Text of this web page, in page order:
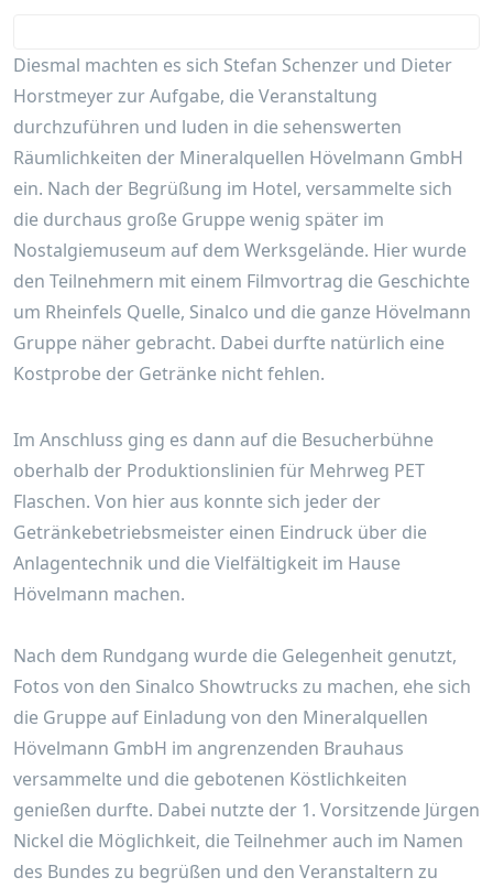
Diesmal machten es sich Stefan Schenzer und Dieter
Horstmeyer zur Aufgabe, die Veranstaltung
durchzuführen und luden in die sehenswerten
Räumlichkeiten der Mineralquellen Hövelmann GmbH
ein. Nach der Begrüßung im Hotel, versammelte sich
die durchaus große Gruppe wenig später im
Nostalgiemuseum auf dem Werksgelände. Hier wurde
den Teilnehmern mit einem Filmvortrag die Geschichte
um Rheinfels Quelle, Sinalco und die ganze Hövelmann
Gruppe näher gebracht. Dabei durfte natürlich eine
Kostprobe der Getränke nicht fehlen.
Im Anschluss ging es dann auf die Besucherbühne
oberhalb der Produktionslinien für Mehrweg PET
Flaschen. Von hier aus konnte sich jeder der
Getränkebetriebsmeister einen Eindruck über die
Anlagentechnik und die Vielfältigkeit im Hause
Hövelmann machen.
Nach dem Rundgang wurde die Gelegenheit genutzt,
Fotos von den Sinalco Showtrucks zu machen, ehe sich
die Gruppe auf Einladung von den Mineralquellen
Hövelmann GmbH im angrenzenden Brauhaus
versammelte und die gebotenen Köstlichkeiten
genießen durfte. Dabei nutzte der 1. Vorsitzende Jürgen
Nickel die Möglichkeit, die Teilnehmer auch im Namen
des Bundes zu begrüßen und den Veranstaltern zu